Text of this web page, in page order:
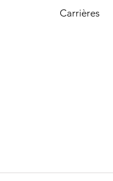
Carrières